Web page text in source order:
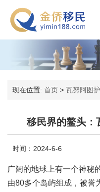
现在位置: 首页 > 瓦努阿图
移民界的鳌头：
时间：2024-6-6
广阔的地球上有一个神秘
由80多个岛屿组成，被誉